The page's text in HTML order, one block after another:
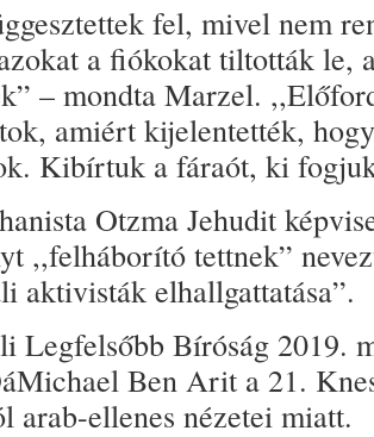
fel, mivel nem
a fiókokat tiltották le,
– mondta Marzel.
amiért kijelentették,
Kibírtuk a fáraót, ki
Otzma Jehudit
,,felháborító tettnek”
aktivisták elhallgattatása”.
Legfelsőbb Bíróság 2019.
Ben Arit a 21.
arab-ellenes nézetei miatt.